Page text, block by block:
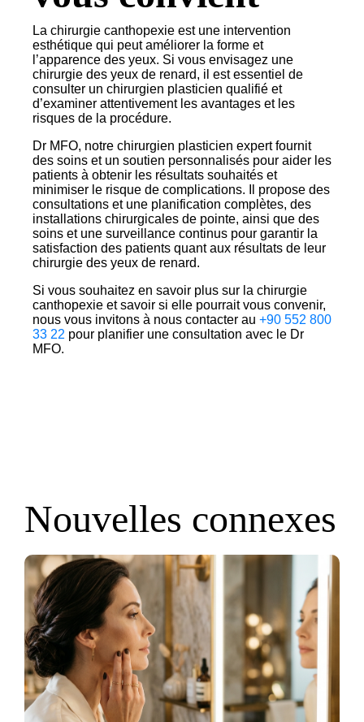
La chirurgie canthopexie est une intervention
esthétique qui peut améliorer la forme et
l’apparence des yeux. Si vous envisagez une
chirurgie des yeux de renard, il est essentiel de
consulter un chirurgien plasticien qualifié et
d’examiner attentivement les avantages et les
risques de la procédure.
Dr MFO, notre chirurgien plasticien expert fournit
des soins et un soutien personnalisés pour aider les
patients à obtenir les résultats souhaités et
minimiser le risque de complications. Il propose des
consultations et une planification complètes, des
installations chirurgicales de pointe, ainsi que des
soins et une surveillance continus pour garantir la
satisfaction des patients quant aux résultats de leur
chirurgie des yeux de renard.
Si vous souhaitez en savoir plus sur la chirurgie
canthopexie et savoir si elle pourrait vous convenir,
nous vous invitons à nous contacter au +90 552 800
33 22 pour planifier une consultation avec le Dr
MFO.
Nouvelles connexes